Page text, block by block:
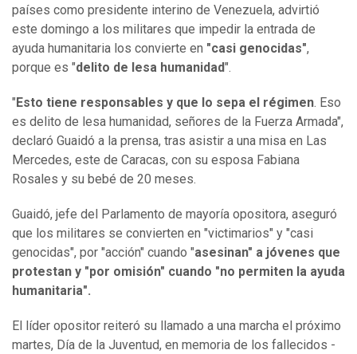
países como presidente interino de Venezuela, advirtió
este domingo a los militares que impedir la entrada de
ayuda humanitaria los convierte en "casi genocidas",
porque es "delito de lesa humanidad".
" Esto tiene responsables y que lo sepa el régimen. Eso
es delito de lesa humanidad, señores de la Fuerza Armada",
declaró Guaidó a la prensa, tras asistir a una misa en Las
Mercedes, este de Caracas, con su esposa Fabiana
Rosales y su bebé de 20 meses.
Guaidó, jefe del Parlamento de mayoría opositora, aseguró
que los militares se convierten en "victimarios" y "casi
genocidas", por "acción" cuando "asesinan" a jóvenes que
protestan y "por omisión" cuando "no permiten la ayuda
humanitaria".
El líder opositor reiteró su llamado a una marcha el próximo
martes, Día de la Juventud, en memoria de los fallecidos -